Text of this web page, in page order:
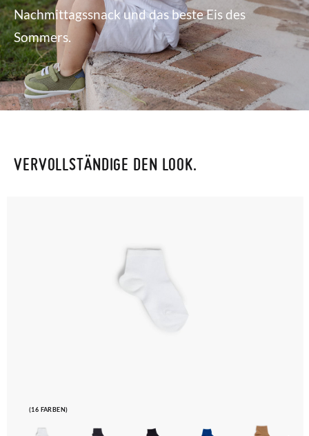
Nachmittagssnack und das beste Eis des
Sommers.
VERVOLLSTÄNDIGE DEN LOOK.
(16 FARBEN)